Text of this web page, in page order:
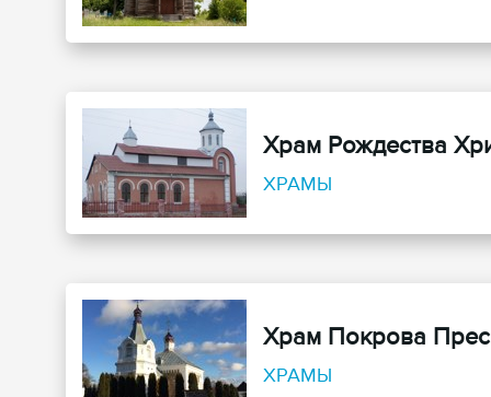
Храм Рождества
ХРАМЫ
Храм Покрова
ХРАМЫ